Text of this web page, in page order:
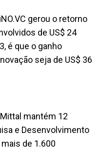
gerou o retorno
de US$ 24
é que o ganho
seja de US$ 36
mantém 12
e Desenvolvimento
de 1.600